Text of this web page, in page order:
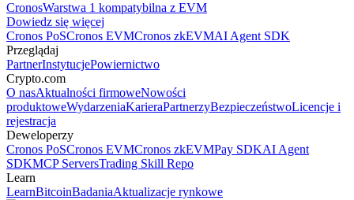
CronosWarstwa 1 kompatybilna z EVM
Dowiedz się więcej
Cronos PoSCronos EVMCronos zkEVMAI Agent SDK
Przeglądaj
PartnerInstytucjePowiernictwo
Crypto.com
O nasAktualności firmoweNowości
produktoweWydarzeniaKarieraPartnerzyBezpieczeństwoLicencje i
rejestracja
Deweloperzy
Cronos PoSCronos EVMCronos zkEVMPay SDKAI Agent
SDKMCP ServersTrading Skill Repo
Learn
LearnBitcoinBadaniaAktualizacje rynkowe